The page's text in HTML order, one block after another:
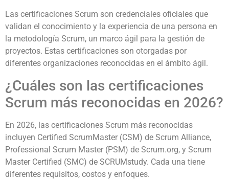
Las certificaciones Scrum son credenciales oficiales que
validan el conocimiento y la experiencia de una persona en
la metodología Scrum, un marco ágil para la gestión de
proyectos. Estas certificaciones son otorgadas por
diferentes organizaciones reconocidas en el ámbito ágil.
¿Cuáles son las certificaciones
Scrum más reconocidas en 2026?
En 2026, las certificaciones Scrum más reconocidas
incluyen Certified ScrumMaster (CSM) de Scrum Alliance,
Professional Scrum Master (PSM) de Scrum.org, y Scrum
Master Certified (SMC) de SCRUMstudy. Cada una tiene
diferentes requisitos, costos y enfoques.